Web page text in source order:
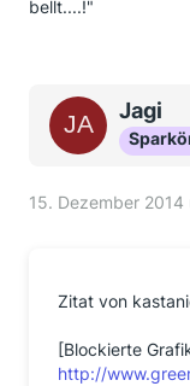
bellt....!"
Jagi
15. Dezember 2014
Zitat von
[Blockierte
http://